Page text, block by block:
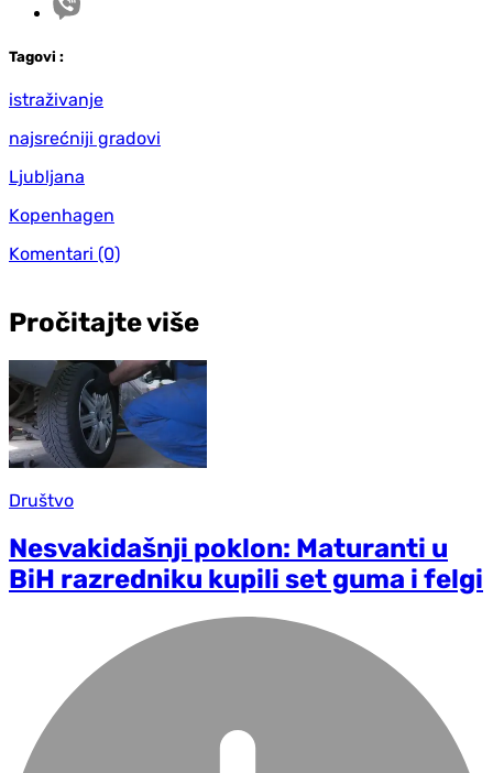
Tagovi :
istraživanje
najsrećniji gradovi
Ljubljana
Kopenhagen
Komentari (0)
Pročitajte više
Društvo
Nesvakidašnji poklon: Maturanti u
BiH razredniku kupili set guma i felgi